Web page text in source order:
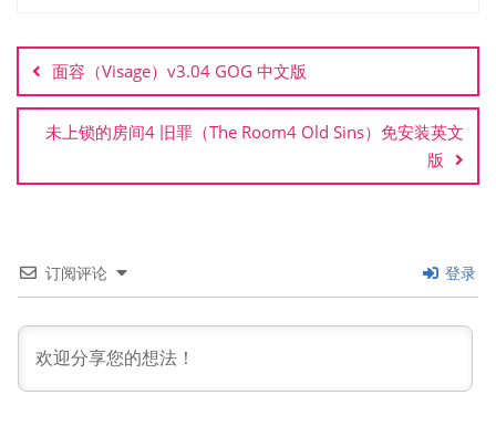
章
导
航
面容（Visage）v3.04 GOG 中文版
未上锁的房间4 旧罪（The Room4 Old Sins）免安装英文
版
订阅评论 登录